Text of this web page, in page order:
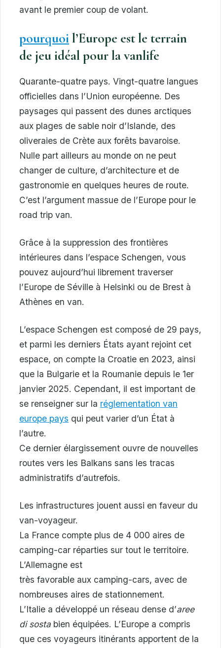
avant le premier coup de volant.
pourquoil’Europe est le terrain
de jeu idéal pour la vanlife
Quarante-quatre pays. Vingt-quatre langues
officielles dans l’Union européenne. Des
paysages qui passent des dunes arctiques
aux plages de sable noir d’Islande, des
oliveraies de Crète aux forêts bavaroise.
Nulle part ailleurs au monde on ne peut
changer de culture, d’architecture et de
gastronomie en quelques heures de route.
C’est l’argument massue de l’Europe pour le
road trip van.
Grâce à la suppression des frontières
intérieures dans l’espace Schengen, vous
pouvez aujourd’hui librement traverser
l’Europe de Séville à Helsinki ou de Brest à
Athènes en van.
L’espace Schengen est composé de 29 pays,
et parmi les derniers États ayant rejoint cet
espace, on compte la Croatie en 2023, ainsi
que la Bulgarie et la Roumanie depuis le 1er
janvier 2025. Cependant, il est important de
se renseigner sur la réglementation van
europe pays qui peut varier d’un État à
l’autre.
Ce dernier élargissement ouvre de nouvelles
routes vers les Balkans sans les tracas
administratifs d’autrefois.
Les infrastructures jouent aussi en faveur du
van-voyageur.
La France compte plus de 4 000 aires de
camping-car réparties sur tout le territoire.
L’Allemagne est
très favorable aux camping-cars, avec de
nombreuses aires de stationnement.
L’Italie a développé un réseau dense d’aree
di sosta bien équipées. L’Europe a compris
que ces voyageurs itinérants apportent de la